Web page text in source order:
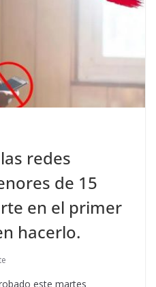
redes
de 15
en el primer
hacerlo.
este martes